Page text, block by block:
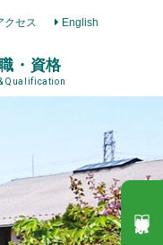
クセス English
・資格
Qualification